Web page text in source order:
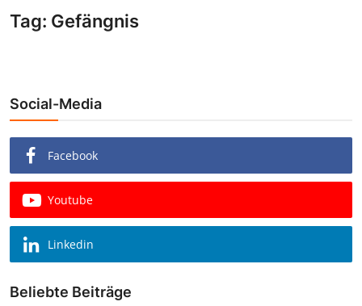
Galerie
Redaktion
Beiträge
Vorproduktion
Tag: Gefängnis
Social-Media
Facebook
Youtube
Linkedin
Beliebte Beiträge